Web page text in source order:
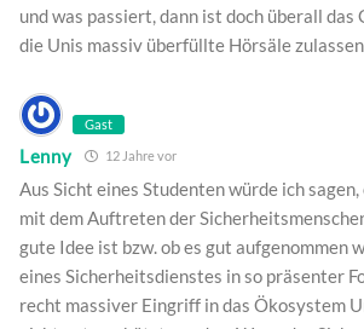
und was passiert, dann ist doch überall das
die Unis massiv überfüllte Hörsäle
Gast
Lenny 12 Jahre vor
Aus Sicht eines Studenten würde ich
mit dem Auftreten der
gute Idee ist bzw. ob es gut aufgenommen
eines Sicherheitsdienstes in so präsenter
recht massiver Eingriff in das Ökosystem